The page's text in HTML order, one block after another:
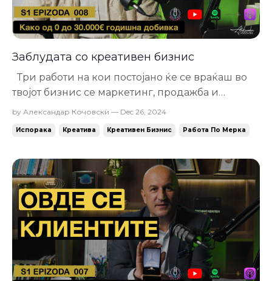
Заблудата со креативен бизнис
Три работи на кои постојано ќе се враќаш во
твојот бизнис се маркетинг, продажба и
испорака. Секогаш ќе се трудиш да ги
полесно продажбите и продадеш што повеќе
или Како побрзо да ...
by Александар Кочовски — Dec 26, 2024
Испорака Креатива Креативен Бизнис Работа По Мерка